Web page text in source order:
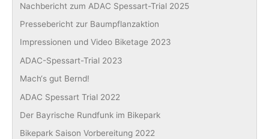
:
Nachbericht zum ADAC Spessart-Trial 2025
Pressebericht zur Baumpflanzaktion
Impressionen und Video Biketage 2023
ADAC-Spessart-Trial 2023
Mach‘s gut Bernd!
ADAC Spessart Trial 2022
Der Bayrische Rundfunk im Bikepark
Bikepark Saison Vorbereitung 2022